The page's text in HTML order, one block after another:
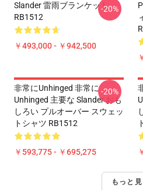
Slander 雷雨ブランケット
RB1512
￥493,000 - ￥942,500
-20%
非常にunhinged 非常に
Unhinged 主要な Slander おも
しろい プルオーバー スウェッ
トシャツ RB1512
￥593,775 - ￥695,275
-20%
もっと見